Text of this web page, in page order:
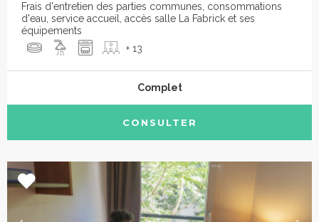
Frais d'entretien des parties communes, consommations
d'eau, service accueil, accès salle La Fabrick et ses
équipements
+ 13
Complet
CONSULTER